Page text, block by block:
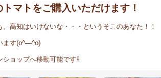
マトをご購入いただけます！
、高知はいけないな・・・というそこのあなた！！
ます(o^―^o)
ョップへ移動可能です⇩